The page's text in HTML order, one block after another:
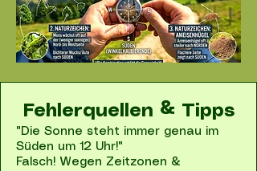
Fehlerquellen & Tipps
"Die Sonne steht immer genau im
Süden um 12 Uhr!"
Falsch! Wegen Zeitzonen &